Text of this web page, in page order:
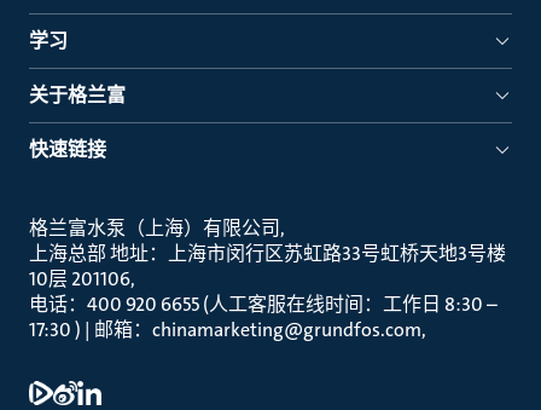
学习
关于格兰富
快速链接
格兰富水泵（上海）有限公司
上海总部 地址：上海市闵行区苏虹路33号虹桥天地3号楼
10层 201106
电话：400 920 6655 (人工客服在线时间：工作日 8:30 –
17:30 ) | 邮箱：chinamarketing@grundfos.com